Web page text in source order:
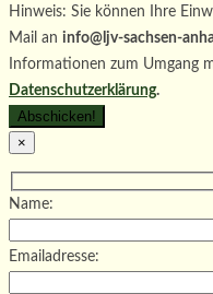
Hinweis: Sie können Ihre
Mail an info@ljv-sachsen-
Informationen zum Umgang
Datenschutzerklärung.
×
Name:
Emailadresse: